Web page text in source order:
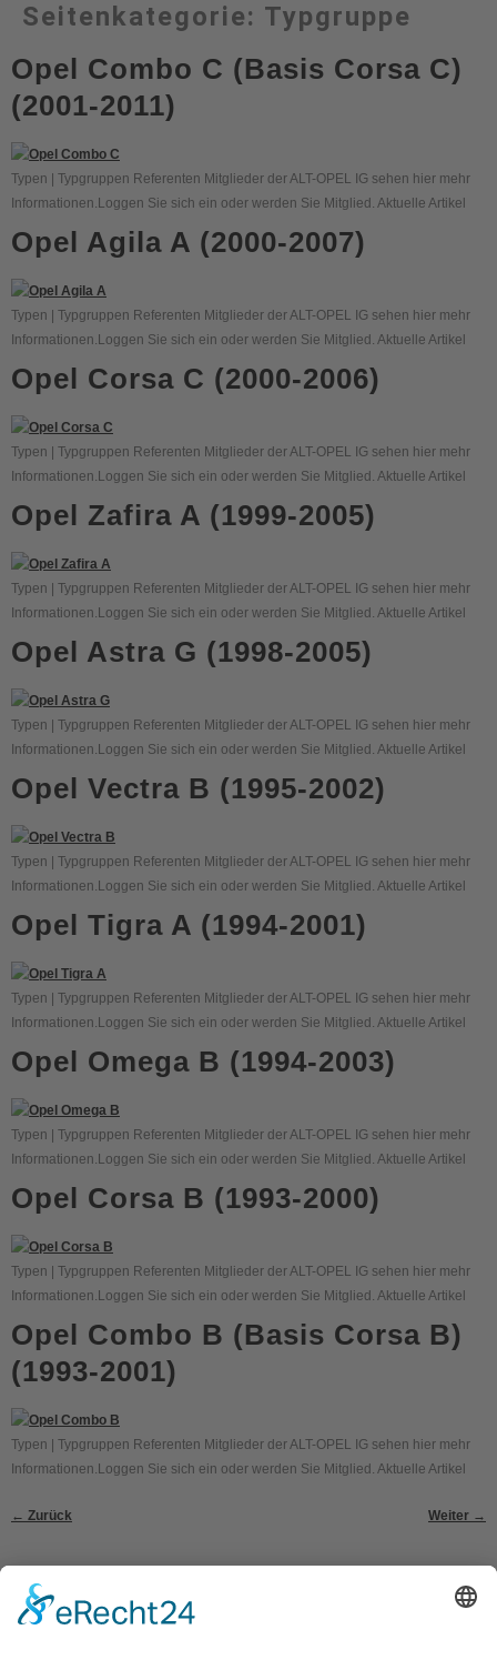
Seitenkategorie: Typgruppe
Opel Combo C (Basis Corsa C)
(2001-2011)
Typen | Typgruppen Referenten Mitglieder der ALT-OPEL IG sehen hier mehr
Informationen.Loggen Sie sich ein oder werden Sie Mitglied. Aktuelle Artikel
Opel Agila A (2000-2007)
Typen | Typgruppen Referenten Mitglieder der ALT-OPEL IG sehen hier mehr
Informationen.Loggen Sie sich ein oder werden Sie Mitglied. Aktuelle Artikel
Opel Corsa C (2000-2006)
Typen | Typgruppen Referenten Mitglieder der ALT-OPEL IG sehen hier mehr
Informationen.Loggen Sie sich ein oder werden Sie Mitglied. Aktuelle Artikel
Opel Zafira A (1999-2005)
Typen | Typgruppen Referenten Mitglieder der ALT-OPEL IG sehen hier mehr
Informationen.Loggen Sie sich ein oder werden Sie Mitglied. Aktuelle Artikel
Opel Astra G (1998-2005)
Typen | Typgruppen Referenten Mitglieder der ALT-OPEL IG sehen hier mehr
Informationen.Loggen Sie sich ein oder werden Sie Mitglied. Aktuelle Artikel
Opel Vectra B (1995-2002)
Typen | Typgruppen Referenten Mitglieder der ALT-OPEL IG sehen hier mehr
Informationen.Loggen Sie sich ein oder werden Sie Mitglied. Aktuelle Artikel
Opel Tigra A (1994-2001)
Typen | Typgruppen Referenten Mitglieder der ALT-OPEL IG sehen hier mehr
Informationen.Loggen Sie sich ein oder werden Sie Mitglied. Aktuelle Artikel
Opel Omega B (1994-2003)
Typen | Typgruppen Referenten Mitglieder der ALT-OPEL IG sehen hier mehr
Informationen.Loggen Sie sich ein oder werden Sie Mitglied. Aktuelle Artikel
Opel Corsa B (1993-2000)
Typen | Typgruppen Referenten Mitglieder der ALT-OPEL IG sehen hier mehr
Informationen.Loggen Sie sich ein oder werden Sie Mitglied. Aktuelle Artikel
Opel Combo B (Basis Corsa B)
(1993-2001)
Typen | Typgruppen Referenten Mitglieder der ALT-OPEL IG sehen hier mehr
Informationen.Loggen Sie sich ein oder werden Sie Mitglied. Aktuelle Artikel
← Zurück Weiter →
Kontakt